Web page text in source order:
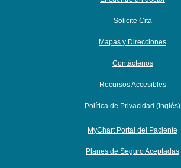
Solicite Cita
Mapas y Direcciones
Contáctenos
Recursos Accesibles
Política de Privacidad (Inglés)
MyChart Portal del Paciente
Planes de Seguro Aceptadas